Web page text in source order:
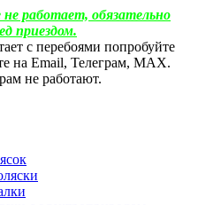
работает, обязательно
приездом.
с перебоями попробуйте
на Email, Телеграм, МАХ.
не работают.